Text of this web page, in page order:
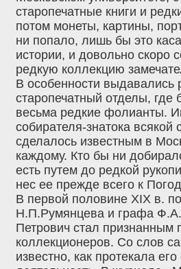
старопечатные книги и
потом монеты, картины,
ни попало, лишь бы это
истории, и довольно скоро
редкую коллекцию
В особенности выдавались
старопечатный отделы, где
весьма редкие фолианты.
собирателя-знатока всякой
сделалось известным в
каждому. Кто бы ни
есть путем до редкой
нес ее прежде всего к
В первой половине XIX в.
Н.П.Румянцева и графа
Петрович стал признанным
коллекционеров. Со слов
известно, как протекала